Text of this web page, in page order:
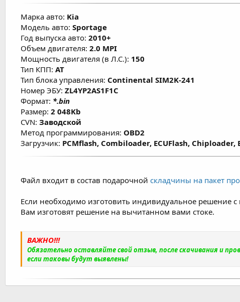
Для атмосферных двигателей прирост по
состояния двигателя, условий эксплуатации и
Марка авто: Kia
Модель авто: Sportage
Год выпуска авто: 2010+
Объем двигателя: 2.0 MPI
Мощность двигателя (в Л.С.): 150
Тип КПП: AT
Тип блока управления: Continental SIM2K-241
Номер ЭБУ: ZL4YP2AS1F1C
Формат: *.bin
Размер: 2 048Kb
CVN: Заводской
Метод программирования: OBD2
Загрузчик: PCMflash, Combiloader, ECUFlash,
Файл входит в состав подарочной складчины на пакет
Если необходимо изготовить индивидуальное решение
Вам изготовят решение на вычитанном вами стоке.
ВАЖНО!!!
Обязательно оставляйте свой отзыв, после скачивания и
если таковы будут выявлены!